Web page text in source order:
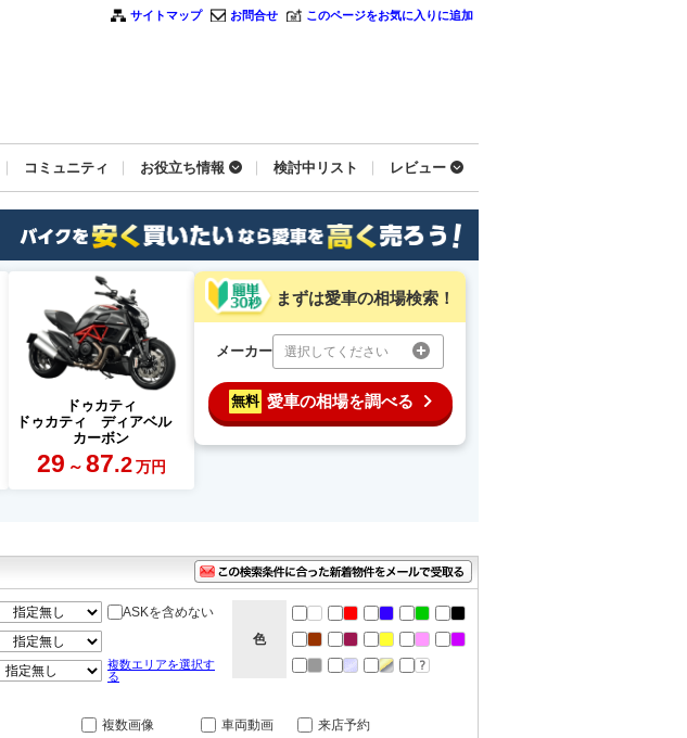
サイトマップ お問合せ このページをお気に入りに追加
コミュニティ お役立ち情報 検討中リスト レビュー
ドゥカティ
ドゥカティ ディアベル
カーボン
29 ～ 87.2 万円
まずは愛車の相場検索！
メーカー 選択してください
無料 愛車の相場を調べる
ASKを含めない
複数エリアを選択す
る
色
複数画像 車両動画
来店予約